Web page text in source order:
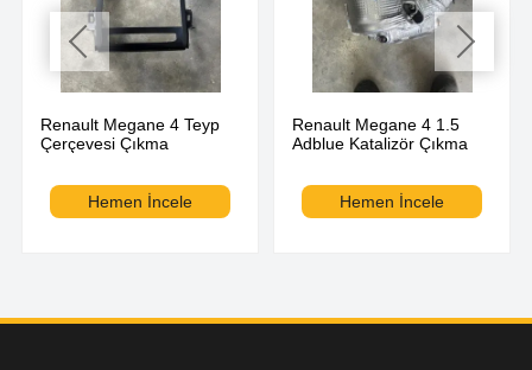
Renault Megane 4 Teyp
Çerçevesi Çıkma
Hemen İncele
Renault Megane 4 1.5
Adblue Katalizör Çıkma
Hemen İncele